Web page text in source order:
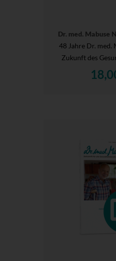
Dr. med. Mabuse
48 Jahre Dr. med.
Zukunft des